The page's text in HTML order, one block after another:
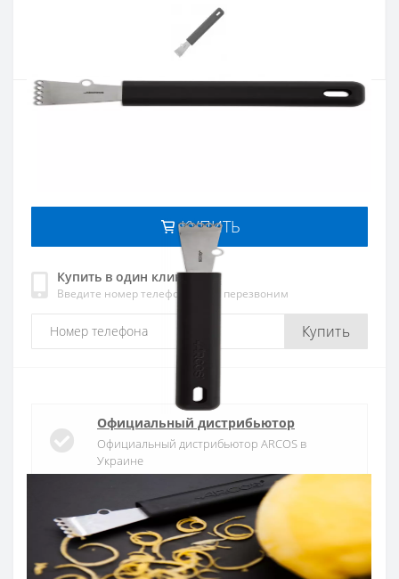
Артикул:612800
КУПИТЬ
Купить в один клик
Введите номер телефона и мы перезвоним
Купить
Официальный дистрибьютор
Официальный дистрибьютор ARCOS в
Украине
Быстрая доставка
Доставка в течении 1-3 дней по Украине